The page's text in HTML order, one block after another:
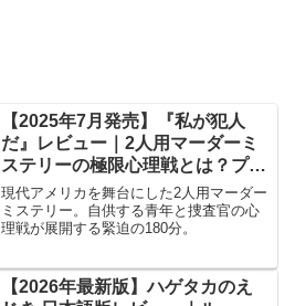
【2025年7月発売】『私が犯人
だ』レビュー｜2人用マーダーミ
ステリーの極限心理戦とは？プレ
イ感・感想も解説
現代アメリカを舞台にした2人用マーダー
ミステリー。自供する青年と捜査官の心
理戦が展開する緊迫の180分。
【2026年最新版】ハゲタカのえ